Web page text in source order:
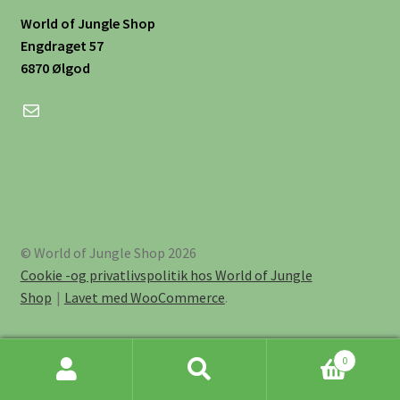
World of Jungle Shop
Engdraget 57
6870 Ølgod
Mail
© World of Jungle Shop 2026
Cookie -og privatlivspolitik hos World of Jungle
Shop
Lavet med WooCommerce.
0